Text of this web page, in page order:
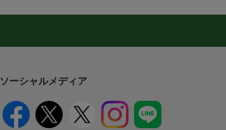
ソーシャルメディア